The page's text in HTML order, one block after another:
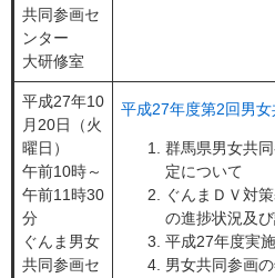
共同参画セ
ンター
大研修室
平成27年10
月20日（火
曜日）
午前10時～
午前11時30
分
ぐんま男女
共同参画セ
平成27年度第2回男
群馬県男女共
定について
ぐんまＤＶ対
の進捗状況及
平成27年度実
男女共同参画